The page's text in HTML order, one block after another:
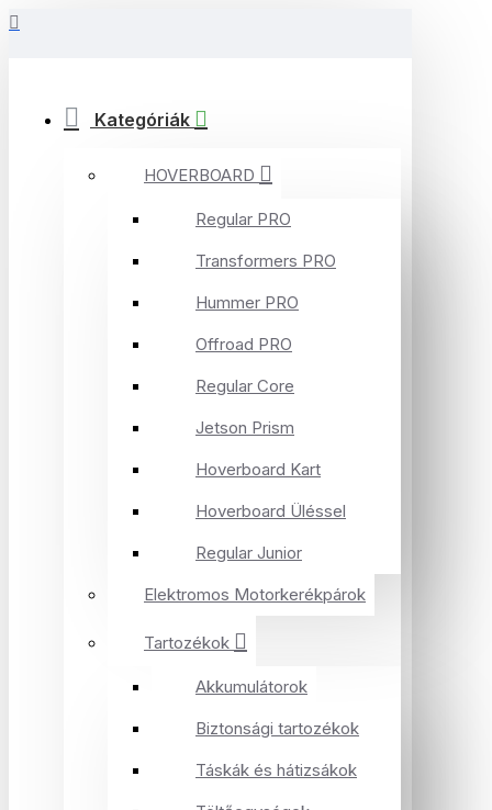
Kategóriák
HOVERBOARD
Regular PRO
Transformers PRO
Hummer PRO
Offroad PRO
Regular Core
Jetson Prism
Hoverboard Kart
Hoverboard Üléssel
Regular Junior
Elektromos Motorkerékpárok
Tartozékok
Akkumulátorok
Biztonsági tartozékok
Táskák és hátizsákok